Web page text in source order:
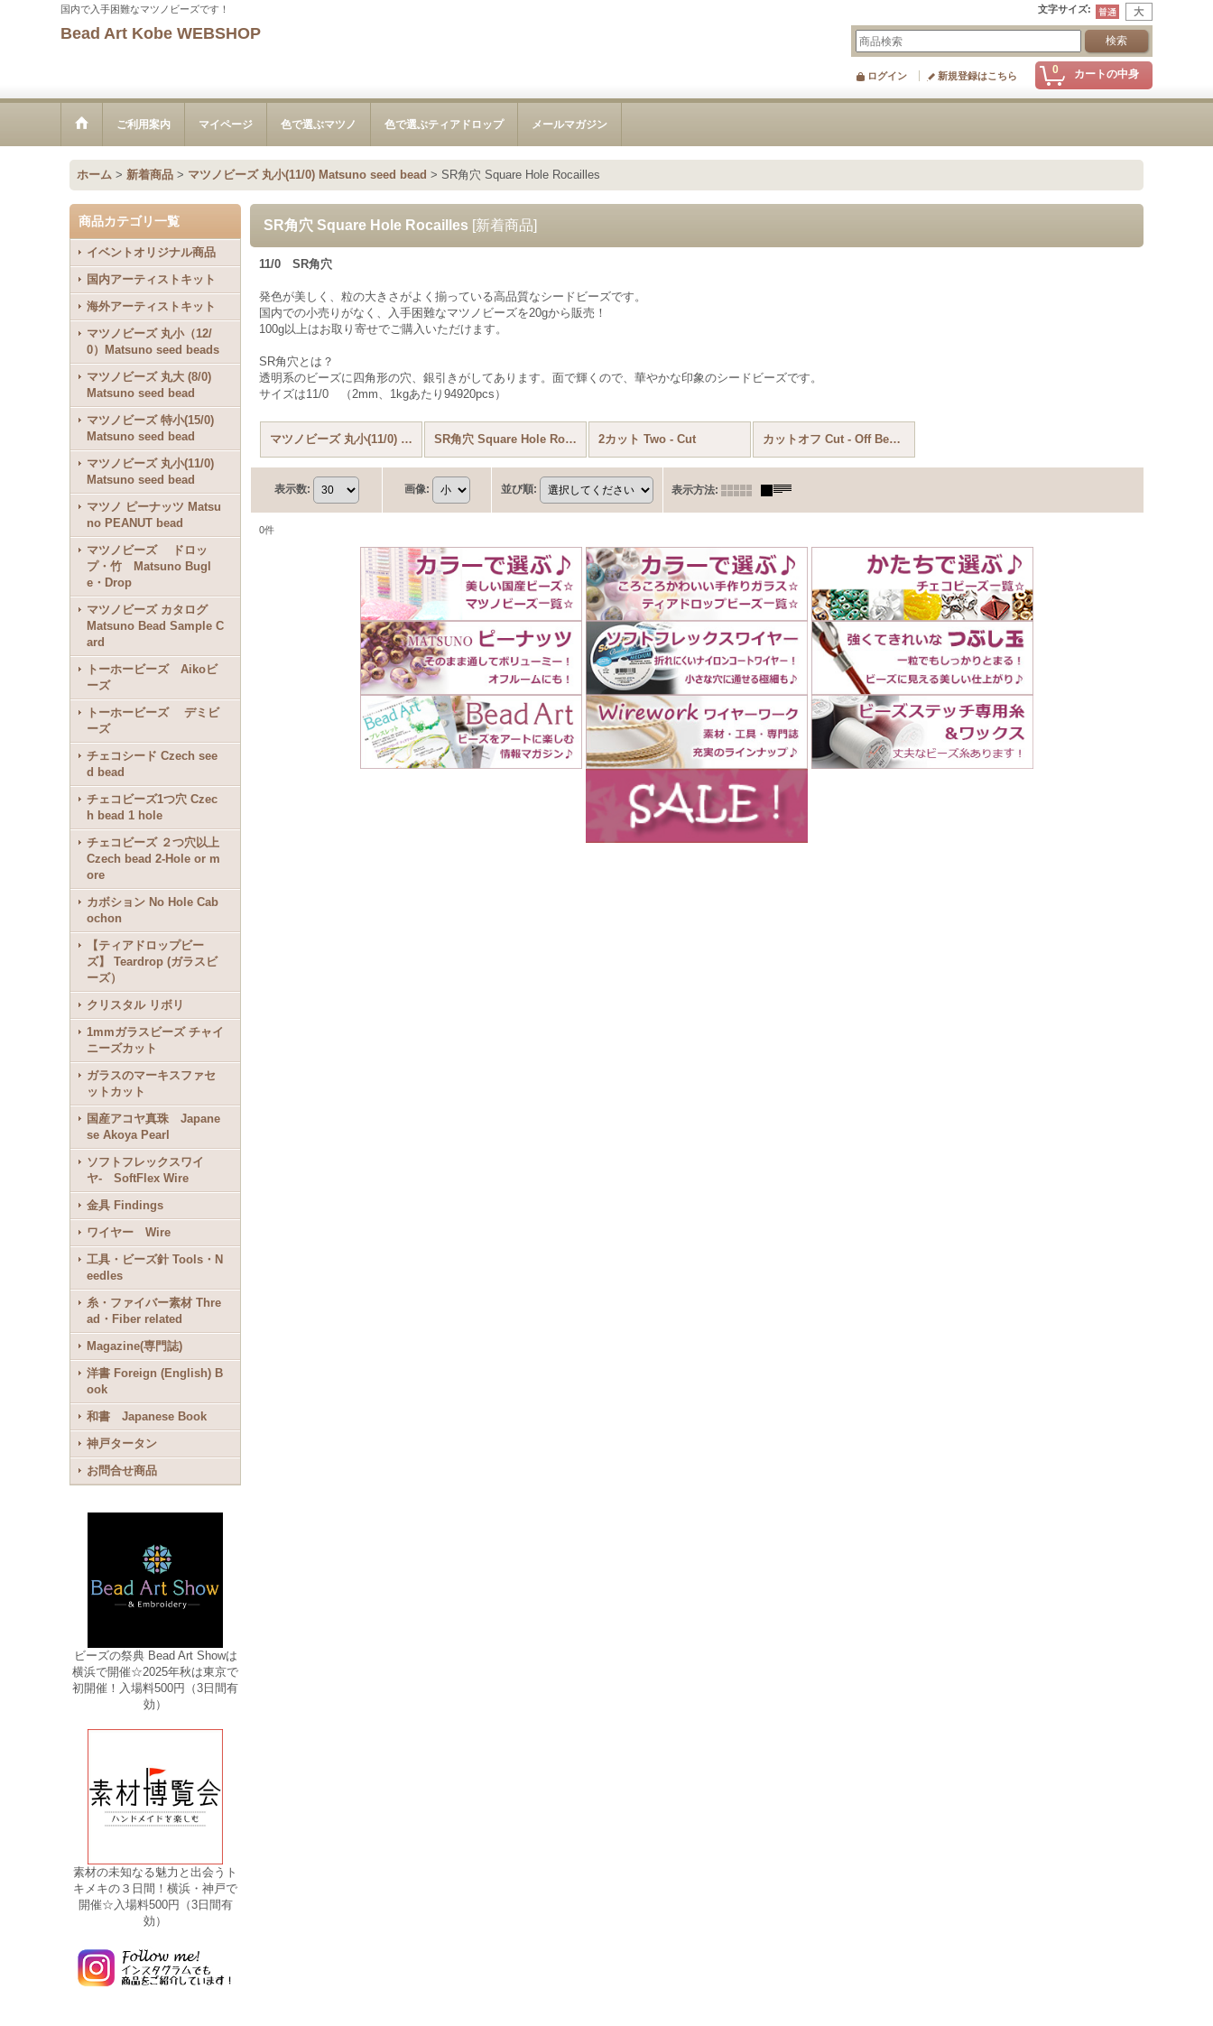
国内で入手困難なマツノビーズです！ 文字サイズ:
Bead Art Kobe WEBSHOP
0 カートの中身
ログイン 新規登録はこちら
ご利用案内 マイページ 色で選ぶマツノ 色で選ぶティアドロップ メールマガジン
ホーム > 新着商品 > マツノビーズ 丸小(11/0) Matsuno seed bead > SR角穴 Square Hole Rocailles
商品カテゴリ一覧
イベントオリジナル商品
国内アーティストキット
海外アーティストキット
マツノビーズ 丸小（12/
0）Matsuno seed beads
マツノビーズ 丸大 (8/0)
Matsuno seed bead
マツノビーズ 特小(15/0)
Matsuno seed bead
マツノビーズ 丸小(11/0)
Matsuno seed bead
マツノ ピーナッツ Matsu
no PEANUT bead
マツノビーズ ドロッ
プ・竹 Matsuno Bugl
e・Drop
マツノビーズ カタログ
Matsuno Bead Sample C
ard
トーホービーズ Aikoビ
ーズ
トーホービーズ デミビ
ーズ
チェコシード Czech see
d bead
チェコビーズ1つ穴 Czec
h bead 1 hole
チェコビーズ ２つ穴以上
Czech bead 2-Hole or m
ore
カボション No Hole Cab
ochon
【ティアドロップビー
ズ】 Teardrop (ガラスビ
ーズ）
クリスタル リボリ
1mmガラスビーズ チャイ
ニーズカット
ガラスのマーキスファセ
ットカット
国産アコヤ真珠 Japane
se Akoya Pearl
ソフトフレックスワイ
ヤ- SoftFlex Wire
金具 Findings
ワイヤー Wire
工具・ビーズ針 Tools・N
eedles
糸・ファイバー素材 Thre
ad・Fiber related
Magazine(専門誌)
洋書 Foreign (English) B
ook
和書 Japanese Book
神戸タータン
お問合せ商品
ビーズの祭典 Bead Art Showは
横浜で開催☆2025年秋は東京で
初開催！入場料500円（3日間有
効）
素材の未知なる魅力と出会うト
キメキの３日間！横浜・神戸で
開催☆入場料500円（3日間有
効）
SR角穴 Square Hole Rocailles [新着商品]
11/0 SR角穴
発色が美しく、粒の大きさがよく揃っている高品質なシードビーズです。
国内での小売りがなく、入手困難なマツノビーズを20gから販売！
100g以上はお取り寄せでご購入いただけます。
SR角穴とは？
透明系のビーズに四角形の穴、銀引きがしてあります。面で輝くので、華やかな印象のシードビーズです。
サイズは11/0 （2mm、1kgあたり94920pcs）
マツノビーズ 丸小(11/0) Matsuno seed bead (全商品) SR角穴 Square Hole Rocailles 2カット Two - Cut カットオフ Cut - Off Beads
表示数: 画像: 並び順: 表示方法:
0件